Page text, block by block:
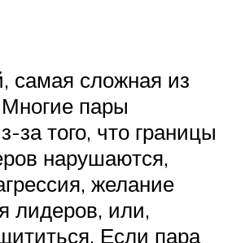
самая сложная из
пары
за того, что границы
нарушаются,
желание
лидеров, или,
Если пара